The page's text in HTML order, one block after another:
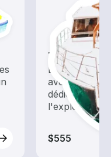
Tours
Explorez les
avec une
dédiée au
l'exploration
$555